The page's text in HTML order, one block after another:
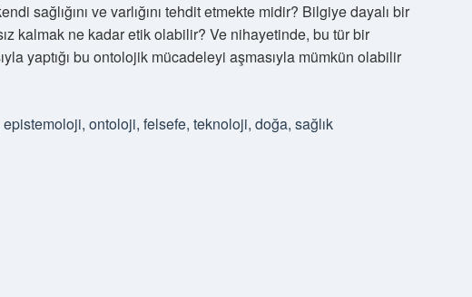
sağlığını ve varlığını tehdit etmekte midir? Bilgiye dayalı bir
kalmak ne kadar etik olabilir? Ve nihayetinde, bu tür bir
yaptığı bu ontolojik mücadeleyi aşmasıyla mümkün olabilir
epistemoloji, ontoloji, felsefe, teknoloji, doğa, sağlık